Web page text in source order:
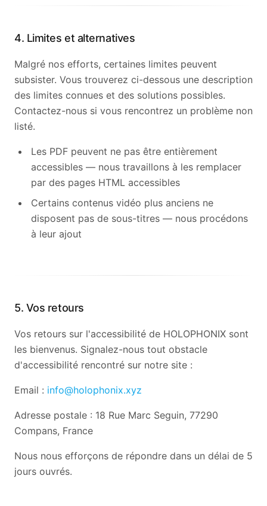
English
4. Limites et alternatives
Malgré nos efforts, certaines limites peuvent
subsister. Vous trouverez ci-dessous une description
des limites connues et des solutions possibles.
Contactez-nous si vous rencontrez un problème non
listé.
Les PDF peuvent ne pas être entièrement
accessibles — nous travaillons à les remplacer
par des pages HTML accessibles
Certains contenus vidéo plus anciens ne
disposent pas de sous-titres — nous procédons
à leur ajout
5. Vos retours
Vos retours sur l'accessibilité de HOLOPHONIX sont
les bienvenus. Signalez-nous tout obstacle
d'accessibilité rencontré sur notre site :
Email : info@holophonix.xyz
Adresse postale : 18 Rue Marc Seguin, 77290
Compans, France
Nous nous efforçons de répondre dans un délai de 5
jours ouvrés.